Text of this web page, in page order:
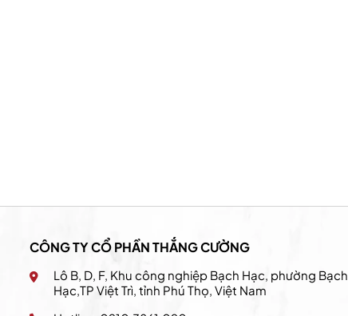
CÔNG TY CỔ PHẦN THẮNG CƯỜNG
Lô B, D, F, Khu công nghiệp Bạch Hạc, phường Bạch
Hạc,TP Việt Trì, tỉnh Phú Thọ, Việt Nam